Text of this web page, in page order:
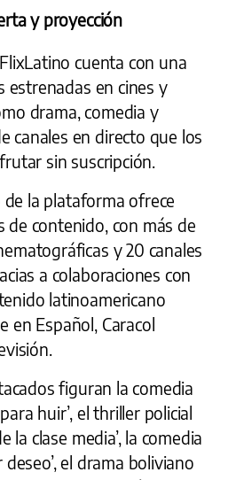
y proyección
cuenta con una
estrenadas en cines y
drama, comedia y
canales en directo que los
sin suscripción.
de la plataforma ofrece
de contenido, con más de
y 20 canales
a colaboraciones con
latinoamericano
en Español, Caracol
figuran la comedia
huir’, el thriller policial
la clase media’, la comedia
el drama boliviano